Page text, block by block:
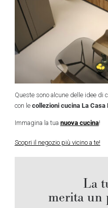
Queste sono alcune delle idee di
con lecollezioni cucina La Casa
Immagina la tua nuova cucina!
Scopri il negozio più vicino a te!
La
merita un